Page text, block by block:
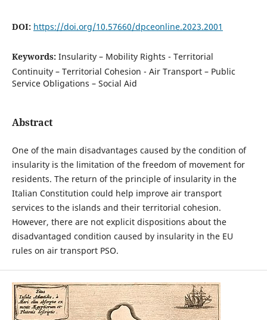
DOI: https://doi.org/10.57660/dpceonline.2023.2001
Keywords: Insularity – Mobility Rights - Territorial
Continuity – Territorial Cohesion - Air Transport – Public
Service Obligations – Social Aid
Abstract
One of the main disadvantages caused by the condition of
insularity is the limitation of the freedom of movement for
residents. The return of the principle of insularity in the
Italian Constitution could help improve air transport
services to the islands and their territorial cohesion.
However, there are not explicit dispositions about the
disadvantaged condition caused by insularity in the EU
rules on air transport PSO.